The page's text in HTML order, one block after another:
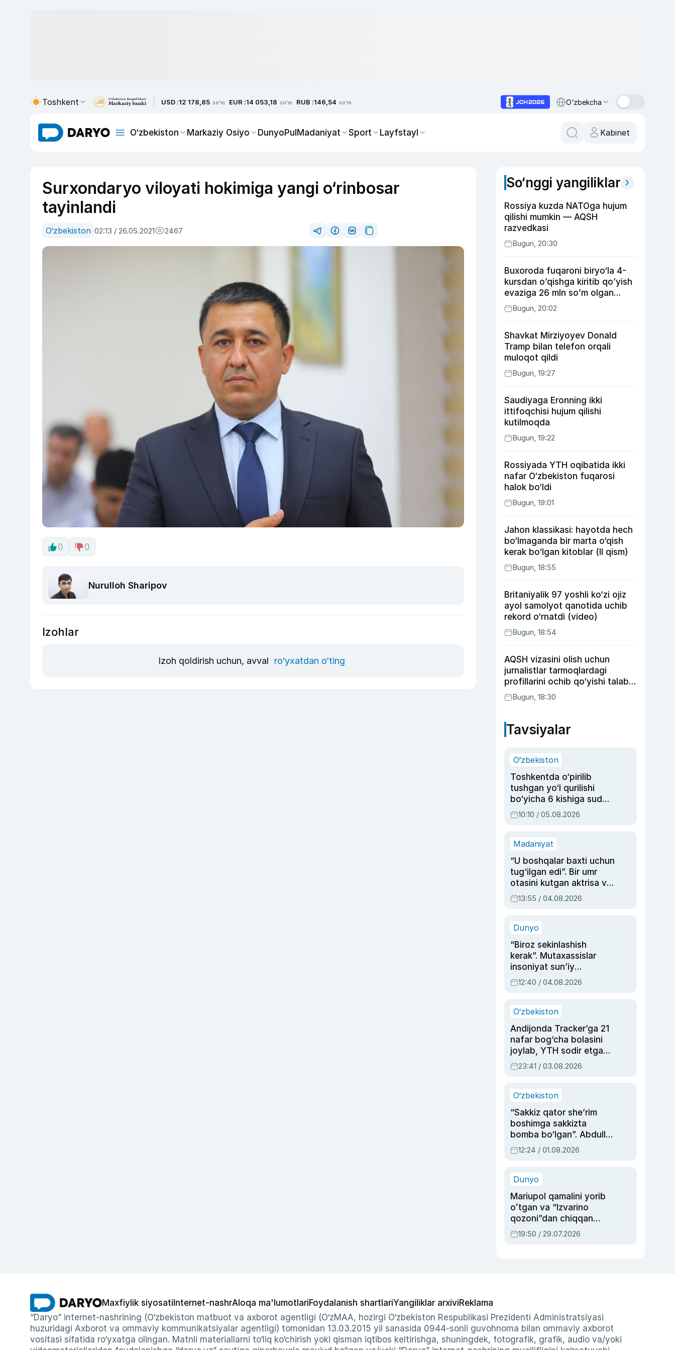
Toshkent USD :12 178,85 so'm EUR :14 053,18 so'm RUB :146,54 so'm O‘zbekcha
O‘zbekiston Markaziy Osiyo DunyoPulMadaniyat Sport Layfstayl Kabinet
Surxondaryo viloyati hokimiga yangi o‘rinbosar
tayinlandi
O‘zbekiston 02:13 / 26.05.2021 2467
0 0
Nurulloh Sharipov
Izohlar
Izoh qoldirish uchun, avval ro‘yxatdan o‘ting
So‘nggi yangiliklar
Rossiya kuzda NATOga hujum
qilishi mumkin — AQSH
razvedkasi
Bugun, 20:30
Buxoroda fuqaroni biryo‘la 4-
kursdan o’qishga kiritib qo’yish
evaziga 26 mln so’m olgan
shaxs ushlandi
Bugun, 20:02
Shavkat Mirziyoyev Donald
Tramp bilan telefon orqali
muloqot qildi
Bugun, 19:27
Saudiyaga Eronning ikki
ittifoqchisi hujum qilishi
kutilmoqda
Bugun, 19:22
Rossiyada YTH oqibatida ikki
nafar O‘zbekiston fuqarosi
halok bo‘ldi
Bugun, 19:01
Jahon klassikasi: hayotda hech
bo‘lmaganda bir marta o‘qish
kerak bo‘lgan kitoblar (II qism)
Bugun, 18:55
Britaniyalik 97 yoshli ko‘zi ojiz
ayol samolyot qanotida uchib
rekord o‘rnatdi (video)
Bugun, 18:54
AQSH vizasini olish uchun
jurnalistlar tarmoqlardagi
profillarini ochib qo‘yishi talab
etilishi mumkin
Bugun, 18:30
Tavsiyalar
O‘zbekiston
Toshkentda o‘pirilib
tushgan yo‘l qurilishi
bo‘yicha 6 kishiga sud
hukmi o‘qildi
10:10 / 05.08.2026
Madaniyat
“U boshqalar baxti uchun
tug‘ilgan edi”. Bir umr
otasini kutgan aktrisa va
dublyaj ustasi Rimma
Ahmedovaning
13:55 / 04.08.2026
Dunyo
“Biroz sekinlashish
kerak”. Mutaxassislar
insoniyat sun’iy
intellektni boshqara
olmay qolishidan xavotir
12:40 / 04.08.2026
O‘zbekiston
Andijonda Tracker’ga 21
nafar bog‘cha bolasini
joylab, YTH sodir etgan
ayolga sud hukmi o‘qildi
23:41 / 03.08.2026
O‘zbekiston
“Sakkiz qator she’rim
boshimga sakkizta
bomba bo‘lgan”. Abdulla
Oripovni siyosiy
ayblovlardan asrab
12:24 / 01.08.2026
Dunyo
Mariupol qamalini yorib
oʻtgan va “Izvarino
qozoni”dan chiqqan
qahramon — Ukraina
armiyasi bosh
19:50 / 29.07.2026
Maxfiylik siyosati Internet-nashrAloqa ma'lumotlariFoydalanish shartlariYangiliklar arxiviReklama
“Daryo” internet-nashrining (O‘zbekiston matbuot va axborot agentligi (O‘zMAA, hozirgi O‘zbekiston Respublikasi Prezidenti Administratsiyasi
huzuridagi Axborot va ommaviy kommunikatsiyalar agentligi) tomonidan 13.03.2015 yil sanasida 0944-sonli guvohnoma bilan ommaviy axborot
vositasi sifatida ro‘yxatga olingan. Matnli materiallarni to‘liq ko‘chirish yoki qisman iqtibos keltirishga, shuningdek, fotografik, grafik, audio va/yoki